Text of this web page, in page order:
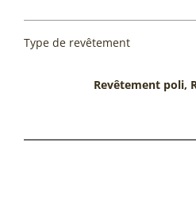
Type de revêtement
Revêtement poli,